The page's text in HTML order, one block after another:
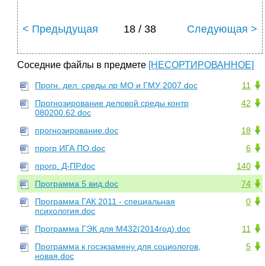
< Предыдущая 18 / 38 Следующая >
Соседние файлы в предмете [НЕСОРТИРОВАННОЕ]
11
Прогн. дел. среды лр МО и ГМУ 2007.doc
42
Прогнозирование деловой среды контр
080200.62.doc
18
прогнозирование.doc
6
прогр ИГА ПО.doc
140
прогр. Д-ПР.doc
74
Программа 5 вид.doc
0
Программа ГАК 2011 - специальная
психология.doc
11
Программа ГЭК для М432(2014год).doc
5
Программа к госэкзамену для социологов,
новая.doc